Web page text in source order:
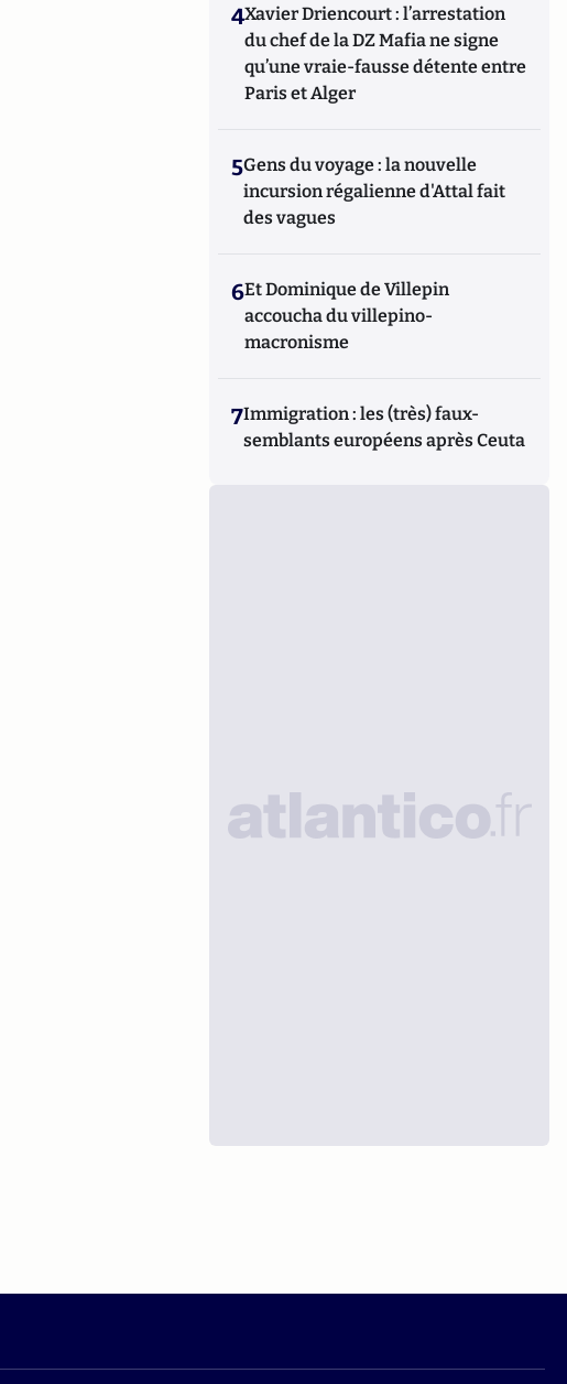
4Xavier Driencourt : l’arrestation
du chef de la DZ Mafia ne signe
qu’une vraie-fausse détente entre
Paris et Alger
5Gens du voyage : la nouvelle
incursion régalienne d'Attal fait
des vagues
6Et Dominique de Villepin
accoucha du villepino-
macronisme
7Immigration : les (très) faux-
semblants européens après Ceuta